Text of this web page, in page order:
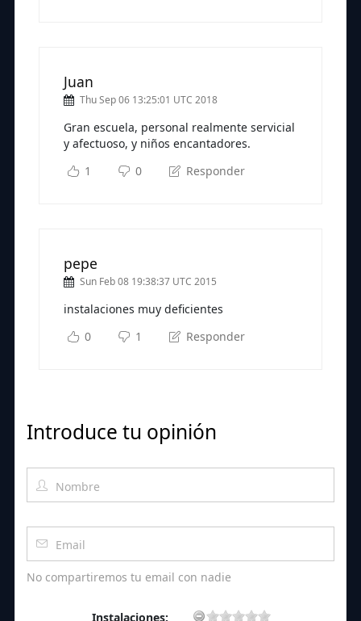
Juan
Thu Sep 06 13:25:01 UTC 2018
Gran escuela, personal realmente servicial
y afectuoso, y niños encantadores.
1
0 Responder
pepe
Sun Feb 08 19:38:37 UTC 2015
instalaciones muy deficientes
0
1 Responder
Introduce tu opinión
No compartiremos tu email con nadie
Instalaciones: